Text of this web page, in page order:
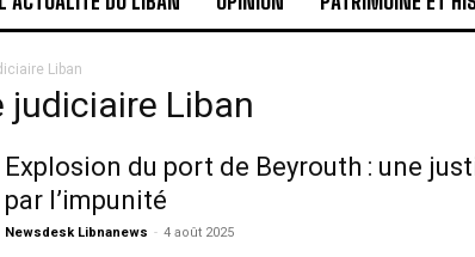
Liban
judiciaire Liban
Explosion du port de Beyrouth : une
par l’impunité
Newsdesk Libnanews - 4 août 2025